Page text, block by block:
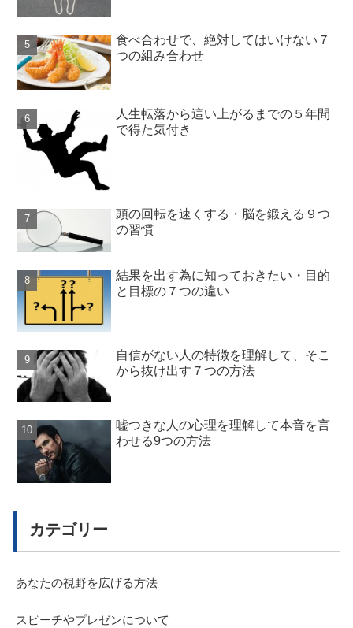
食べ合わせで、絶対してはいけない７
つの組み合わせ
人生転落から這い上がるまでの５年間
で得た気付き
頭の回転を速くする・脳を鍛える９つ
の習慣
結果を出す為に知っておきたい・目的
と目標の７つの違い
自信がない人の特徴を理解して、そこ
から抜け出す７つの方法
嘘つきな人の心理を理解して本音を言
わせる9つの方法
カテゴリー
あなたの視野を広げる方法
スピーチやプレゼンについて